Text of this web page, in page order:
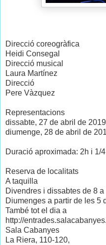
Direcció coreogràfica
Heidi Consegal
Direcció musical
Laura Martínez
Direcció
Pere Vàzquez
Representacions
dissabte, 27 de abril de
diumenge, 28 de abril de
Duració aproximada: 2h i 1/
Reserva de localitats
A taquilla
Divendres i dissabtes de 8
Diumenges a partir de les 5
També tot el dia a
http://
Sala Cabanyes
La Riera, 110-120,